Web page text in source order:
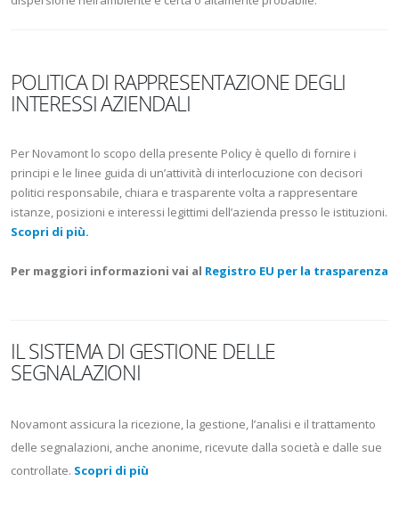
POLITICA DI RAPPRESENTAZIONE DEGLI
INTERESSI AZIENDALI
Per Novamont lo scopo della presente Policy è quello di fornire i
principi e le linee guida di un’attività di interlocuzione con decisori
politici responsabile, chiara e trasparente volta a rappresentare
istanze, posizioni e interessi legittimi dell’azienda presso le istituzioni.
Scopri di più.
Per maggiori informazioni vai al Registro EU per la trasparenza
IL SISTEMA DI GESTIONE DELLE
SEGNALAZIONI
Novamont assicura la ricezione, la gestione, l’analisi e il trattamento
delle segnalazioni, anche anonime, ricevute dalla società e dalle sue
controllate. Scopri di più